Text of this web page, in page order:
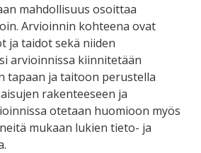
mahdollisuus osoittaa
Arvioinnin kohteena ovat
ja taidot sekä niiden
arvioinnissa kiinnitetään
tapaan ja taitoon perustella
rakenteeseen ja
otetaan huomioon myös
mukaan lukien tieto- ja